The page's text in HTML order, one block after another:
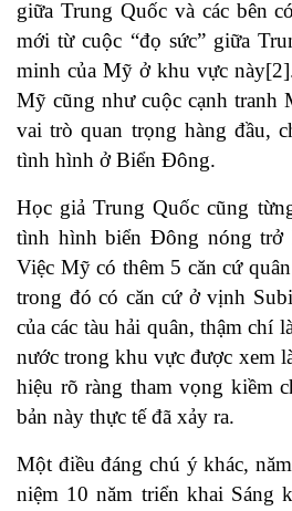
giữa Trung Quốc và các bên
mới từ cuộc “đọ sức” giữa
minh của Mỹ ở khu vực này[2]
Mỹ cũng như cuộc cạnh tranh
vai trò quan trọng hàng đầu,
tình hình ở Biển Đông.
Học giả Trung Quốc cũng
tình hình biển Đông nóng trở
Việc Mỹ có thêm 5 căn cứ
trong đó có căn cứ ở vịnh
của các tàu hải quân, thậm chí
nước trong khu vực được xem
hiệu rõ ràng tham vọng kiềm
bản này thực tế đã xảy ra.
Một điều đáng chú ý khác,
niệm 10 năm triển khai Sáng